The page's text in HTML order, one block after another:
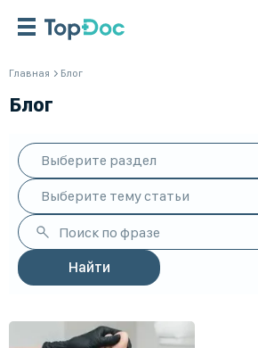
Главная Блог
Блог
Выберите раздел
Выберите тему статьи